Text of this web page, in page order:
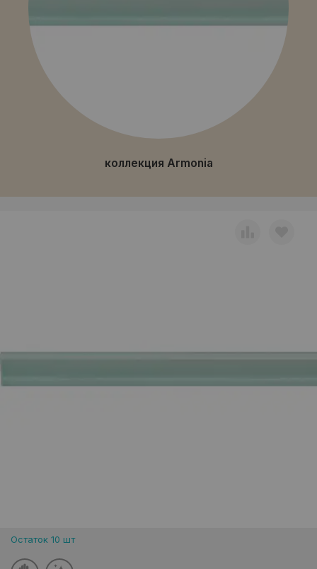
коллекция Armonia
Остаток 10 шт